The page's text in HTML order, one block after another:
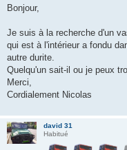
s
g
Bonjour,
Je suis à la recherche d'un
qui est à l'intérieur a fondu
autre durite.
Quelqu'un sait-il ou je peux
Merci,
Cordialement Nicolas
david 31
Habitué